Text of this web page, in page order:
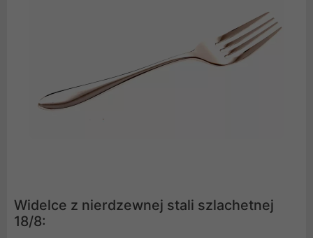
Widelce z nierdzewnej stali szlachetnej
18/8: